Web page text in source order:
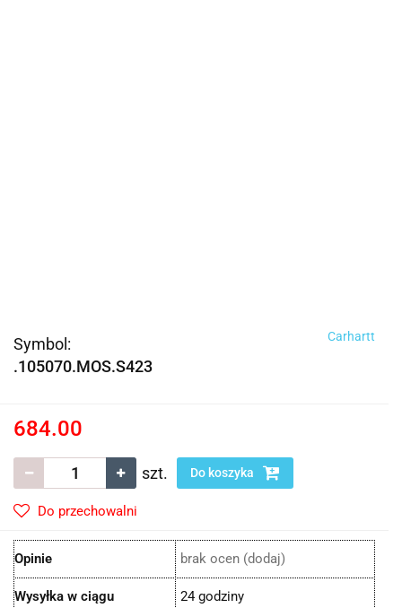
Symbol:
.105070.MOS.S423
Carhartt
684.00
szt. Do koszyka
Do przechowalni
Opinie brak ocen (dodaj)
Wysyłka w ciągu 24 godziny